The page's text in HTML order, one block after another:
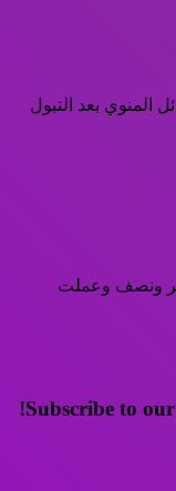
المنوي بعد التبول
شهر ونصف وعملت
Subscribe to